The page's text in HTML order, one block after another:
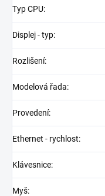
Typ CPU:
Displej - typ:
Rozlišení:
Modelová řada:
Provedení:
Ethernet - rychlost:
Klávesnice:
Myš: